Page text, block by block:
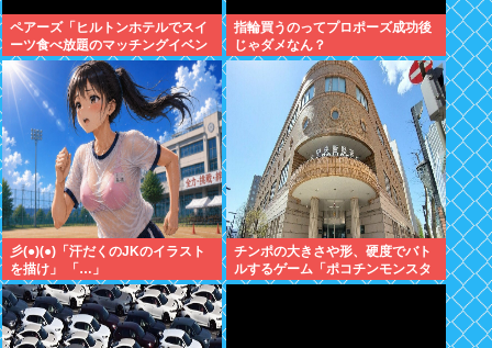
ペアーズ「ヒルトンホテルでスイ
ーツ食べ放題のマッチングイベン
トやるぞ。女2500円男7000円
な」→女だけ埋まるwww
指輪買うのってプロポーズ成功後
じゃダメなん？
彡(●)(●)「汗だくのJKのイラスト
を描け」 「…」
チンポの大きさや形、硬度でバト
ルするゲーム「ポコチンモンスタ
ー」を作ろうと思う